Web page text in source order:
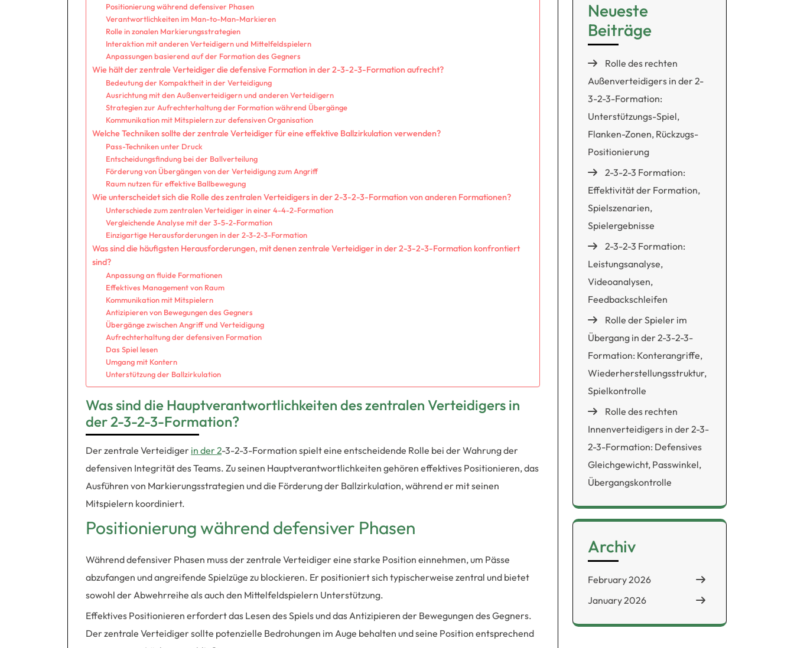
Positionierung während defensiver Phasen
Verantwortlichkeiten im Man-to-Man-Markieren
Rolle in zonalen Markierungsstrategien
Interaktion mit anderen Verteidigern und Mittelfeldspielern
Anpassungen basierend auf der Formation des Gegners
Wie hält der zentrale Verteidiger die defensive Formation in der 2-3-2-3-Formation aufrecht?
Bedeutung der Kompaktheit in der Verteidigung
Ausrichtung mit den Außenverteidigern und anderen Verteidigern
Strategien zur Aufrechterhaltung der Formation während Übergänge
Kommunikation mit Mitspielern zur defensiven Organisation
Welche Techniken sollte der zentrale Verteidiger für eine effektive Ballzirkulation verwenden?
Pass-Techniken unter Druck
Entscheidungsfindung bei der Ballverteilung
Förderung von Übergängen von der Verteidigung zum Angriff
Raum nutzen für effektive Ballbewegung
Wie unterscheidet sich die Rolle des zentralen Verteidigers in der 2-3-2-3-Formation von anderen Formationen?
Unterschiede zum zentralen Verteidiger in einer 4-4-2-Formation
Vergleichende Analyse mit der 3-5-2-Formation
Einzigartige Herausforderungen in der 2-3-2-3-Formation
Was sind die häufigsten Herausforderungen, mit denen zentrale Verteidiger in der 2-3-2-3-Formation konfrontiert
sind?
Anpassung an fluide Formationen
Effektives Management von Raum
Kommunikation mit Mitspielern
Antizipieren von Bewegungen des Gegners
Übergänge zwischen Angriff und Verteidigung
Aufrechterhaltung der defensiven Formation
Das Spiel lesen
Umgang mit Kontern
Unterstützung der Ballzirkulation
Was sind die Hauptverantwortlichkeiten des zentralen Verteidigers in
der 2-3-2-3-Formation?
Der zentrale Verteidiger in der 2-3-2-3-Formation spielt eine entscheidende Rolle bei der Wahrung der
defensiven Integrität des Teams. Zu seinen Hauptverantwortlichkeiten gehören effektives Positionieren, das
Ausführen von Markierungsstrategien und die Förderung der Ballzirkulation, während er mit seinen
Mitspielern koordiniert.
Positionierung während defensiver Phasen
Während defensiver Phasen muss der zentrale Verteidiger eine starke Position einnehmen, um Pässe
abzufangen und angreifende Spielzüge zu blockieren. Er positioniert sich typischerweise zentral und bietet
sowohl der Abwehrreihe als auch den Mittelfeldspielern Unterstützung.
Effektives Positionieren erfordert das Lesen des Spiels und das Antizipieren der Bewegungen des Gegners.
Der zentrale Verteidiger sollte potenzielle Bedrohungen im Auge behalten und seine Position entsprechend
Neueste
Beiträge
Rolle des rechten
Außenverteidigers in der 2-
3-2-3-Formation:
Unterstützungs-Spiel,
Flanken-Zonen, Rückzugs-
Positionierung
2-3-2-3 Formation:
Effektivität der Formation,
Spielszenarien,
Spielergebnisse
2-3-2-3 Formation:
Leistungsanalyse,
Videoanalysen,
Feedbackschleifen
Rolle der Spieler im
Übergang in der 2-3-2-3-
Formation: Konterangriffe,
Wiederherstellungsstruktur,
Spielkontrolle
Rolle des rechten
Innenverteidigers in der 2-3-
2-3-Formation: Defensives
Gleichgewicht, Passwinkel,
Übergangskontrolle
Archiv
February 2026
January 2026